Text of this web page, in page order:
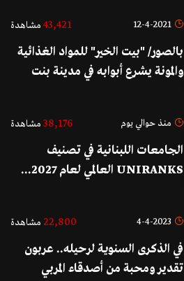
12-4-2021
43,421 مشاهدة
بالصور/ "بيت الخير" للمواد الغذائية
والمونة يشرع أبوابه في مدينة بنت
منذ حوالي يوم 38,176 مشاهدة
الجامعات اللبنانية في تصنيف
UNIRANKS العالمي لعام 2027...
4-4-2023
22,800 مشاهدة
في الذكرى السنوية لرحيله.. عربون
تقدير ومحبة من أصدقاء المربي